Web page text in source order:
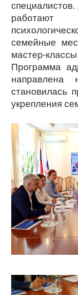
специалистов.
работают
семейные
мастер-
Программа
становилась
укрепления